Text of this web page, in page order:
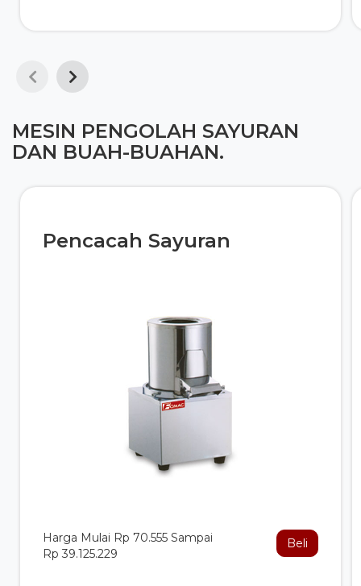
MESIN PENGOLAH SAYURAN
DAN BUAH-BUAHAN.
Pencacah Sayuran
Harga Mulai Rp 70.555 Sampai
Rp 39.125.229
Beli